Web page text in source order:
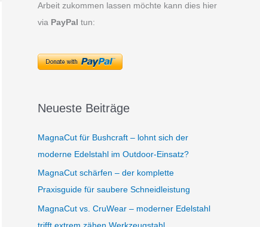
Arbeit zukommen lassen möchte kann dies hier
via PayPal tun:
Neueste Beiträge
MagnaCut für Bushcraft – lohnt sich der
moderne Edelstahl im Outdoor-Einsatz?
MagnaCut schärfen – der komplette
Praxisguide für saubere Schneidleistung
MagnaCut vs. CruWear – moderner Edelstahl
trifft extrem zähen Werkzeugstahl